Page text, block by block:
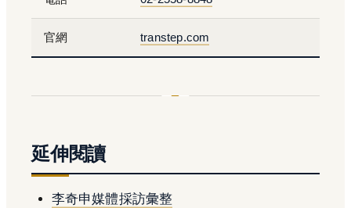
官網 transtep.com
延伸閱讀
李奇申媒體採訪彙整